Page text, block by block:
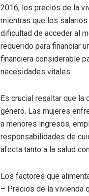
2016, los precios de la
mientras que los salarios
dificultad de acceder al
requerido para financiar
financiera considerable
necesidades vitales.
Es crucial resaltar que la
género. Las mujeres
a menores ingresos,
responsabilidades de
afecta tanto a la salud
Los factores que
– Precios de la vivienda